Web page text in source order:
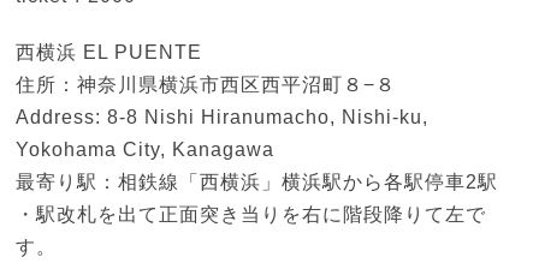
西横浜 EL PUENTE
住所：神奈川県横浜市西区西平沼町８−８
Address: 8-8 Nishi Hiranumacho, Nishi-ku,
Yokohama City, Kanagawa
最寄り駅：相鉄線「西横浜」横浜駅から各駅停車2駅
・駅改札を出て正面突き当りを右に階段降りて左で
す。